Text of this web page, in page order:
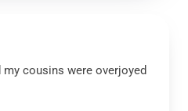
cousins were overjoyed